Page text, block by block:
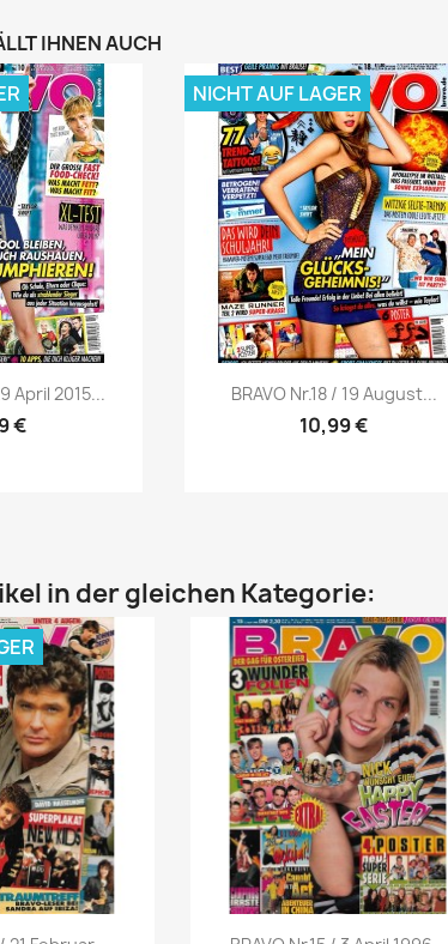
IHNEN AUCH
April 2015...
€
Vorschau
BRAVO Nr.18 / 19 August...
10,99 €
NICHT AUF LAGER
in der gleichen Kategorie:
Vorschau